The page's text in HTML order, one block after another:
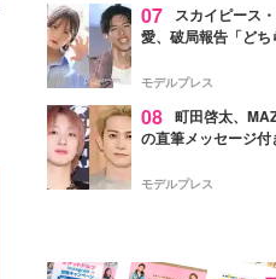
07
スカイピース
愛、破局報告「ど
モデルプレス
08 町田啓太、
の直筆メッセージ
モデルプレス